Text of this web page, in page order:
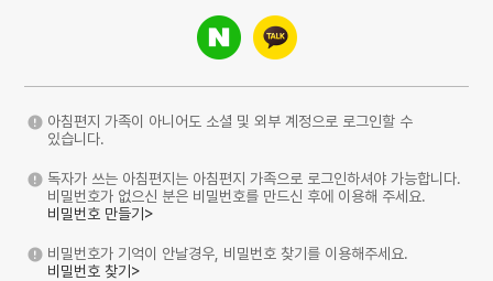
아침편지 가족이 아니어도 소셜 및 외부 계정으로 로그인할 수
있습니다.
독자가 쓰는 아침편지는 아침편지 가족으로 로그인하셔야 가능합니다.
비밀번호가 없으신 분은 비밀번호를 만드신 후에 이용해 주세요.
비밀번호 만들기>
비밀번호가 기억이 안날경우, 비밀번호 찾기를 이용해주세요.
비밀번호 찾기>